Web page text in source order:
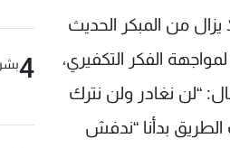
رئيس في جلسة 2 أيلول، علماً أنّه لا يزال من المبكر الحديث
الفكر التكفيري،
“لن نغادر ولن نترك
بدأنا “ندفش
4